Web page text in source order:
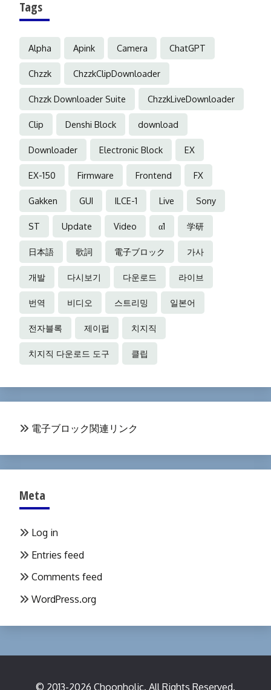
Tags
Alpha Apink Camera ChatGPT
Chzzk ChzzkClipDownloader
Chzzk Downloader Suite ChzzkLiveDownloader
Clip Denshi Block download
Downloader Electronic Block EX
EX-150 Firmware Frontend FX
Gakken GUI ILCE-1 Live Sony
ST Update Video α1 学研
日本語 歌詞 電子ブロック 가사
개발 다시보기 다운로드 라이브
번역 비디오 스트리밍 일본어
전자블록 제이펍 치지직
치지직 다운로드 도구 클립
電子ブロック関連リンク
Meta
Log in
Entries feed
Comments feed
WordPress.org
© 2013-2026 Choonholic. All Rights Reserved.